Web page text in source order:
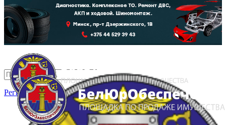
Регистрация Вход